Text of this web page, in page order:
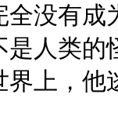
全没有成
是人类
界上，